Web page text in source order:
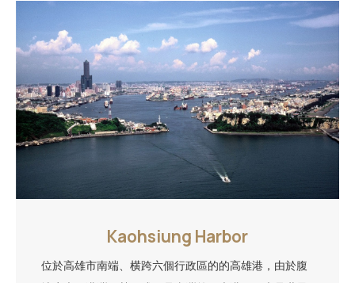
Kaohsiung Harbor
位於高雄市南端、横跨六個行政區的的高雄港，由於腹